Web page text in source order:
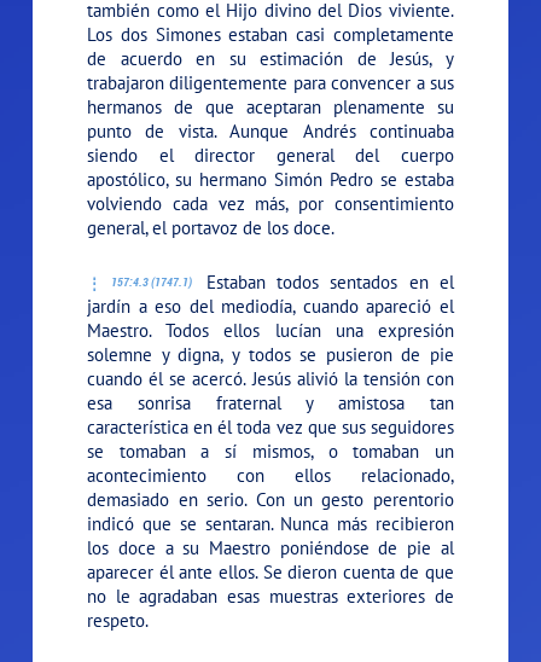
también como el Hijo divino del Dios viviente.
Los dos Simones estaban casi completamente
de acuerdo en su estimación de Jesús, y
trabajaron diligentemente para convencer a sus
hermanos de que aceptaran plenamente su
punto de vista. Aunque Andrés continuaba
siendo el director general del cuerpo
apostólico, su hermano Simón Pedro se estaba
volviendo cada vez más, por consentimiento
general, el portavoz de los doce.
157:4.3 (1747.1)
Estaban todos sentados en el
jardín a eso del mediodía, cuando apareció el
Maestro. Todos ellos lucían una expresión
solemne y digna, y todos se pusieron de pie
cuando él se acercó. Jesús alivió la tensión con
esa sonrisa fraternal y amistosa tan
característica en él toda vez que sus seguidores
se tomaban a sí mismos, o tomaban un
acontecimiento con ellos relacionado,
demasiado en serio. Con un gesto perentorio
indicó que se sentaran. Nunca más recibieron
los doce a su Maestro poniéndose de pie al
aparecer él ante ellos. Se dieron cuenta de que
no le agradaban esas muestras exteriores de
respeto.